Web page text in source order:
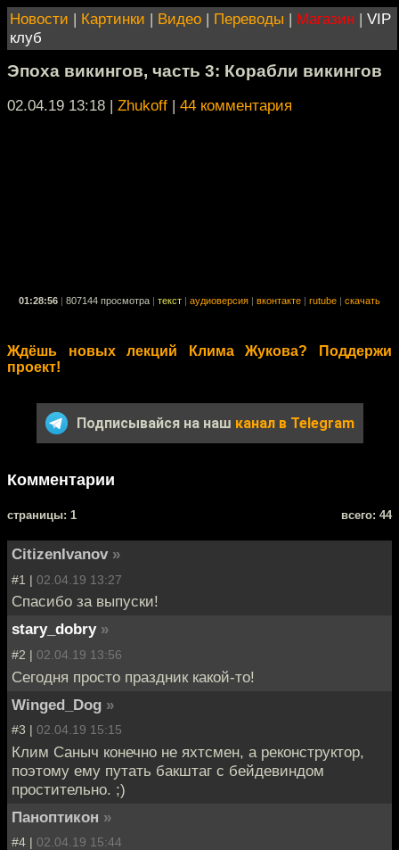
Новости | Картинки | Видео | Переводы | Магазин | VIP
клуб
Эпоха викингов, часть 3: Корабли викингов
02.04.19 13:18 | Zhukoff | 44 комментария
01:28:56 807144 просмотра текст аудиоверсия вконтакте rutube скачать
Ждёшь новых лекций Клима Жукова? Поддержи
проект!
Подписывайся на наш канал в Telegram
Комментарии
cтраницы: 1 всего: 44
CitizenIvanov »
#1 | 02.04.19 13:27
Спасибо за выпуски!
stary_dobry »
#2 | 02.04.19 13:56
Сегодня просто праздник какой-то!
Winged_Dog »
#3 | 02.04.19 15:15
Клим Саныч конечно не яхтсмен, а реконструктор,
поэтому ему путать бакштаг с бейдевиндом
простительно. ;)
Паноптикон »
#4 | 02.04.19 15:44